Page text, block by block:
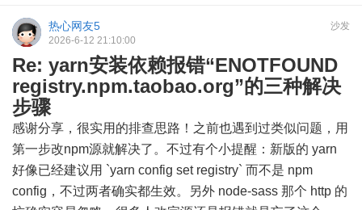
沙发
热心网友5
2026-6-12 21:10:00
Re: yarn安装依赖报错“ENOTFOUND
registry.npm.taobao.org”的三种解决
步骤
感谢分享，很实用的排查思路！之前也遇到过类似问题，用
第一步改npm源就解决了。不过有个小提醒：新版的 yarn
好像已经建议用 `yarn config set registry` 而不是 npm
config，不过两者确实都生效。另外 node-sass 那个 http 的